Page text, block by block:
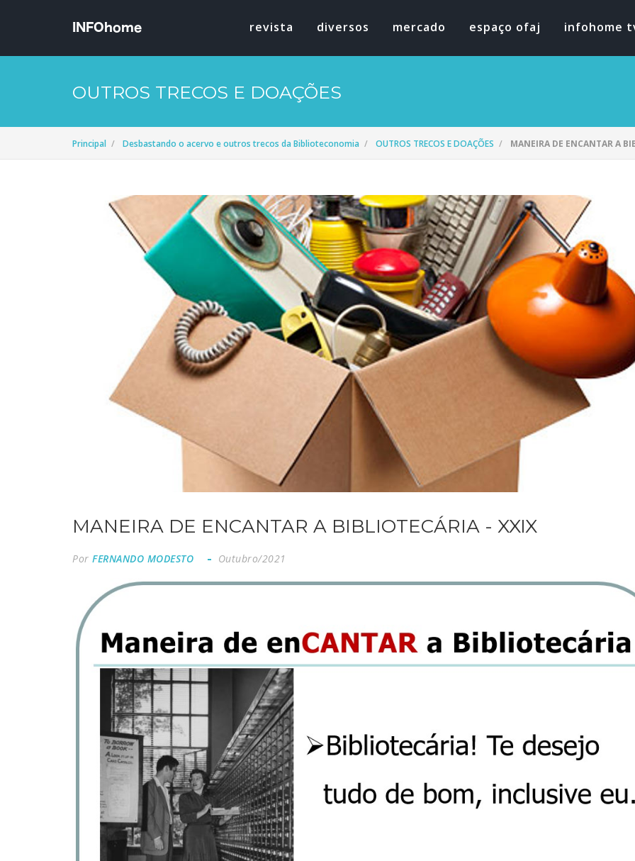
revista diversos mercado espaço ofaj infohome
OUTROS TRECOS E DOAÇÕES
Principal Desbastando o acervo e outros trecos da Biblioteconomia OUTROS TRECOS E DOAÇÕES MANEIRA DE ENCANTAR A
MANEIRA DE ENCANTAR A BIBLIOTECÁRIA - XXIX
Por FERNANDO MODESTO Outubro/2021